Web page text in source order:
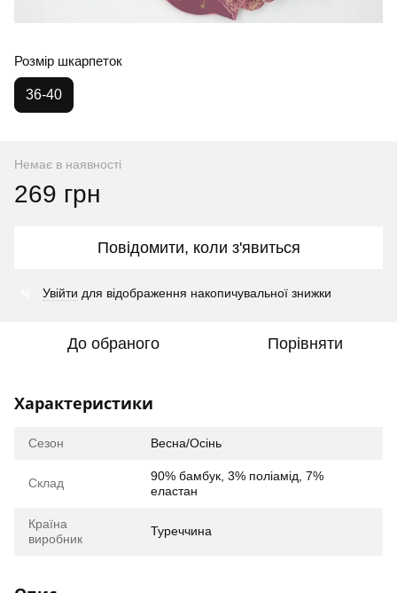
Розмір шкарпеток
36-40
Немає в наявності
269 грн
Повідомити, коли з'явиться
Увійти для відображення накопичувальної знижки
До обраного Порівняти
Характеристики
Сезон Весна/Осінь
Склад
90% бамбук, 3% поліамід, 7%
еластан
Країна
виробник
Туреччина